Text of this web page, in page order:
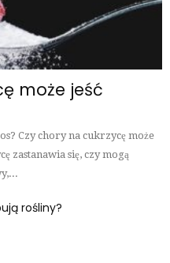
może jeść
Czy chory na cukrzycę może
zastanawia się, czy mogą
rośliny?